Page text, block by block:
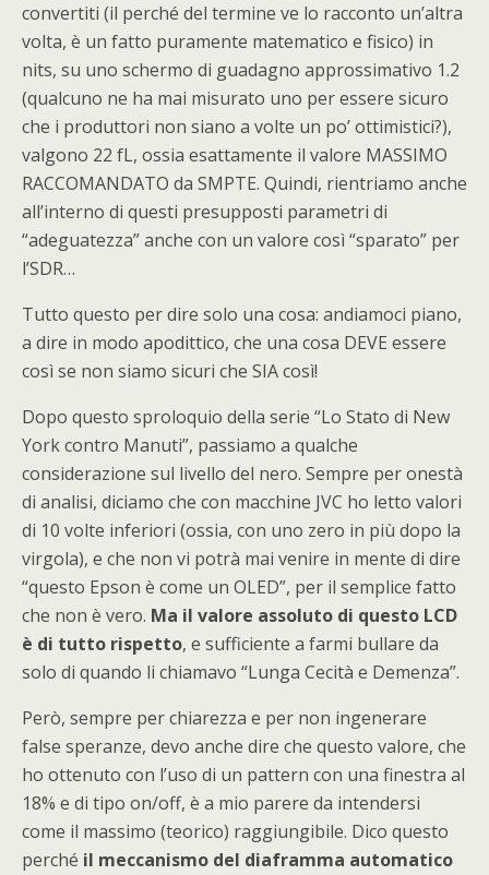
convertiti (il perché del termine ve lo racconto un’altra
volta, è un fatto puramente matematico e fisico) in
nits, su uno schermo di guadagno approssimativo 1.2
(qualcuno ne ha mai misurato uno per essere sicuro
che i produttori non siano a volte un po’ ottimistici?),
valgono 22 fL, ossia esattamente il valore MASSIMO
RACCOMANDATO da SMPTE. Quindi, rientriamo anche
all’interno di questi presupposti parametri di
“adeguatezza” anche con un valore così “sparato” per
l’SDR…
Tutto questo per dire solo una cosa: andiamoci piano,
a dire in modo apodittico, che una cosa DEVE essere
così se non siamo sicuri che SIA così!
Dopo questo sproloquio della serie “Lo Stato di New
York contro Manuti”, passiamo a qualche
considerazione sul livello del nero. Sempre per onestà
di analisi, diciamo che con macchine JVC ho letto valori
di 10 volte inferiori (ossia, con uno zero in più dopo la
virgola), e che non vi potrà mai venire in mente di dire
“questo Epson è come un OLED”, per il semplice fatto
che non è vero. Ma il valore assoluto di questo LCD
è di tutto rispetto, e sufficiente a farmi bullare da
solo di quando li chiamavo “Lunga Cecità e Demenza”.
Però, sempre per chiarezza e per non ingenerare
false speranze, devo anche dire che questo valore, che
ho ottenuto con l’uso di un pattern con una finestra al
18% e di tipo on/off, è a mio parere da intendersi
come il massimo (teorico) raggiungibile. Dico questo
perché il meccanismo del diaframma automatico